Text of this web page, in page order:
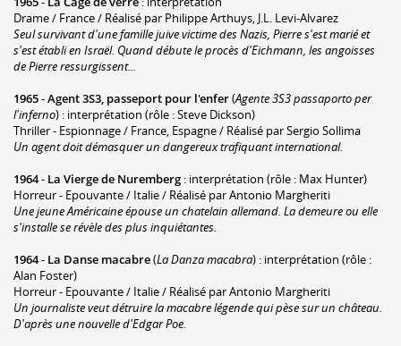
Drame / France / Réalisé par Philippe Arthuys, J.L. Levi-Alvarez
Seul survivant d'une famille juive victime des Nazis, Pierre s'est marié et
s'est établi en Israël. Quand débute le procès d'Eichmann, les angoisses
de Pierre ressurgissent...
1965-Agent 3S3, passeport pour l'enfer(Agente 3S3 passaporto per
l'inferno) : interprétation (rôle : Steve Dickson)
Thriller - Espionnage / France, Espagne / Réalisé par Sergio Sollima
Un agent doit démasquer un dangereux trafiquant international.
1964- La Vierge de Nuremberg : interprétation (rôle : Max Hunter)
Horreur - Epouvante / Italie / Réalisé par Antonio Margheriti
Une jeune Américaine épouse un chatelain allemand. La demeure ou elle
s'installe se révèle des plus inquiétantes.
1964- La Danse macabre(La Danza macabra) : interprétation (rôle :
Alan Foster)
Horreur - Epouvante / Italie / Réalisé par Antonio Margheriti
Un journaliste veut détruire la macabre légende qui pèse sur un château.
D'après une nouvelle d'Edgar Poe.